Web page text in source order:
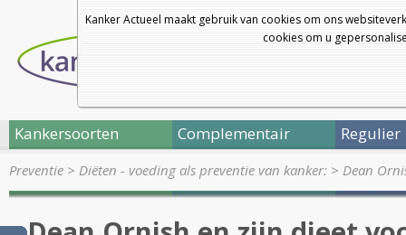
Kanker Actueel maakt gebruik van cookies om ons
cookies om u
Kankersoorten Complementair Regulier
Preventie > Diëten - voeding als preventie van kanker: > Dean